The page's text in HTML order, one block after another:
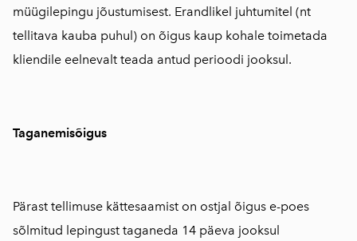
müügilepingu jõustumisest. Erandlikel juhtumitel (nt
tellitava kauba puhul) on õigus kaup kohale toimetada
kliendile eelnevalt teada antud perioodi jooksul.
Taganemisõigus
Pärast tellimuse kättesaamist on ostjal õigus e-poes
sõlmitud lepingust taganeda 14 päeva jooksul